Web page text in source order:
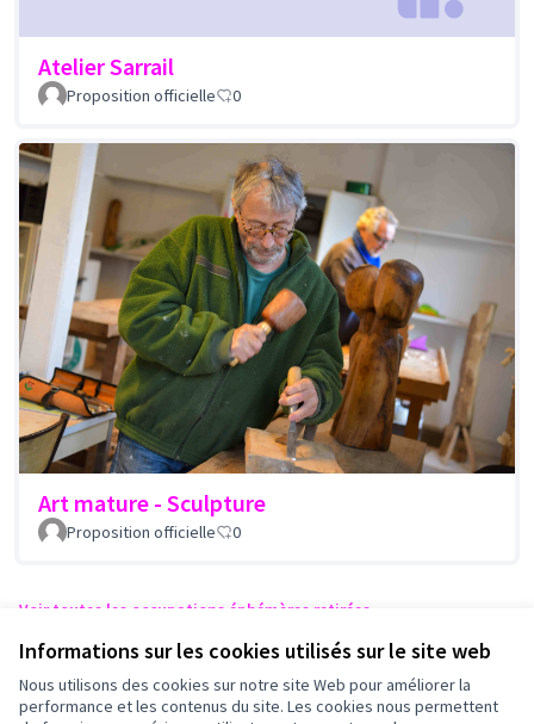
Informations sur les cookies utilisés sur le site web
Nous utilisons des cookies sur notre site Web pour améliorer la
performance et les contenus du site. Les cookies nous permettent
Atelier Sarrail
Proposition officielle 0
Art mature - Sculpture
Proposition officielle 0
Voir toutes les occupations éphémères retirées
Conditions d'utilisation
Paramètres des cookies